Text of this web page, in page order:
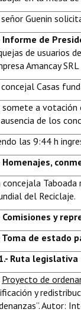
Guenin
Informe de
de usuarios
Amancay
Casas
somete a votación
de los
las 9:44 h
Homenajes,
concejala Taboada
del Reciclaje.
Comisiones y
Toma de estado
Ruta legislativa
Proyecto de
y
Autor: